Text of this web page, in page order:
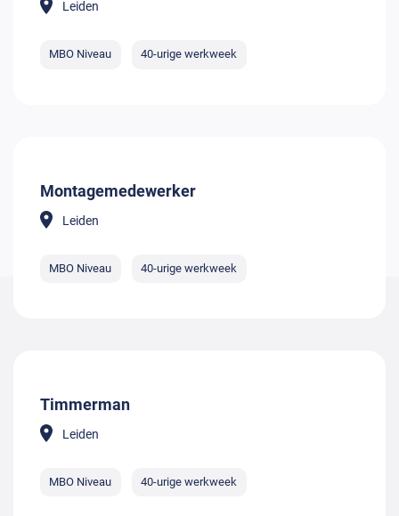
Leiden
MBO Niveau 40-urige werkweek
Montagemedewerker
Leiden
MBO Niveau 40-urige werkweek
Timmerman
Leiden
MBO Niveau 40-urige werkweek